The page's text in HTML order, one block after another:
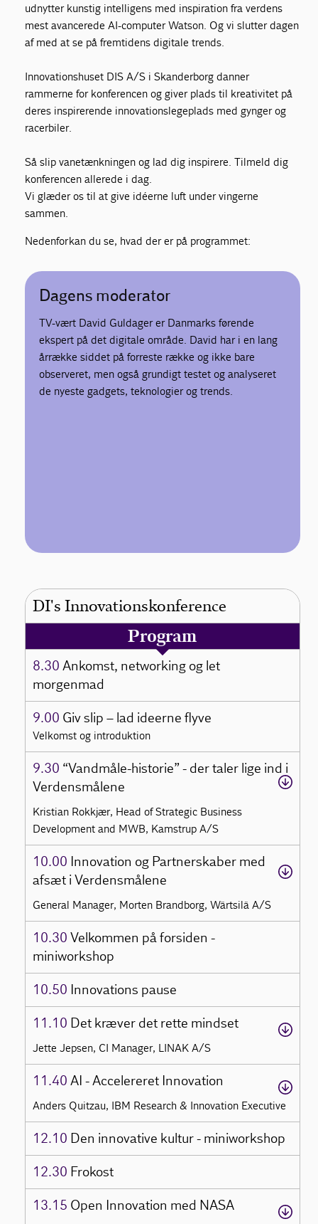
udnytter kunstig intelligens med inspiration fra verdens
mest avancerede AI-computer Watson. Og vi slutter dagen
af med at se på fremtidens digitale trends.
Innovationshuset DIS A/S i Skanderborg danner
rammerne for konferencen og giver plads til kreativitet på
deres inspirerende innovationslegeplads med gynger og
racerbiler.
Så slip vanetænkningen og lad dig inspirere. Tilmeld dig
konferencen allerede i dag.
Vi glæder os til at give idéerne luft under vingerne
sammen.
Nedenfor kan du se, hvad der er på programmet:
Dagens moderator
TV-vært David Guldager er Danmarks førende
ekspert på det digitale område. David har i en lang
årrække siddet på forreste række og ikke bare
observeret, men også grundigt testet og analyseret
de nyeste gadgets, teknologier og trends.
DI's Innovationskonference
Program
8.30 Ankomst, networking og let
morgenmad
9.00 Giv slip – lad ideerne flyve
Velkomst og introduktion
9.30 “Vandmåle-historie” - der taler lige ind i
Verdensmålene
Kristian Rokkjær, Head of Strategic Business
Development and MWB, Kamstrup A/S
10.00 Innovation og Partnerskaber med
afsæt i Verdensmålene
General Manager, Morten Brandborg, Wärtsilä A/S
10.30 Velkommen på forsiden -
miniworkshop
10.50 Innovations pause
11.10 Det kræver det rette mindset
Jette Jepsen, CI Manager, LINAK A/S
11.40 AI - Accelereret Innovation
Anders Quitzau, IBM Research & Innovation Executive
12.10 Den innovative kultur - miniworkshop
12.30 Frokost
13.15 Open Innovation med NASA